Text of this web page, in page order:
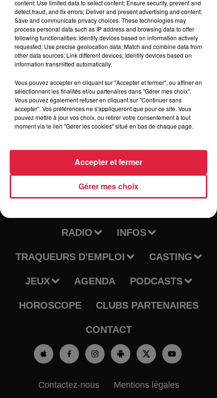
Lieu TURCKHEIM (68)
Organisateur https://www.facebook.com/events/
Tarif Gratuit
RADIO INFOS
TRAQUEURS D'EMPLOI CASTING
JEUX AGENDA PODCASTS
HOROSCOPE CLUBS PARTENAIRES
CONTACT
Contactez-nous Mentions légales
content; Use limited data to select content; Ensure security, prevent and
detect fraud, and fix errors; Deliver and present advertising and content;
Save and communicate privacy choices. These technologies may
process personal data such as IP address and browsing data to offer
following functionalities: Identify devices based on information actively
requested; Use precise geolocation data; Match and combine data from
other data sources; Link different devices; Identify devices based on
information transmitted automatically.
Vous pouvez accepter en cliquant sur "Accepter et fermer", ou affiner en
sélectionnant les finalités et/ou partenaires dans "Gérer mes choix".
Vous pouvez également refuser en cliquant sur "Continuer sans
accepter". Vos préférences ne s'appliqueront que pour ce site. Vous
pouvez mettre à jour vos choix, ou retirer votre consentement à tout
moment via le lien "Gérer les cookies" situé en bas de chaque page.
Gérer mes choix
Accepter et fermer